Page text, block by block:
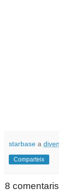
starbase a
Comparteix
8